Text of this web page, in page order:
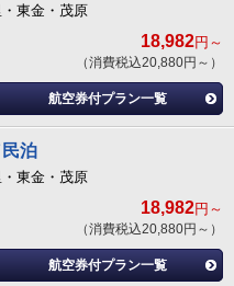
東金・茂原
18,982円～
（消費税込20,880円～）
航空券付プラン一覧
泊
東金・茂原
18,982円～
（消費税込20,880円～）
航空券付プラン一覧